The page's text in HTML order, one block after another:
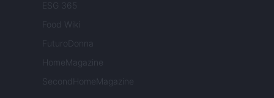
ESG 365
Food Wiki
FuturoDonna
HomeMagazine
SecondHomeMagazine